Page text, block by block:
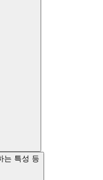
는 특성 등